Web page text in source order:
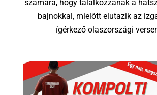
számára, hogy találkozzanak a
bajnokkal, mielőtt elutazik az
ígérkező olaszországi